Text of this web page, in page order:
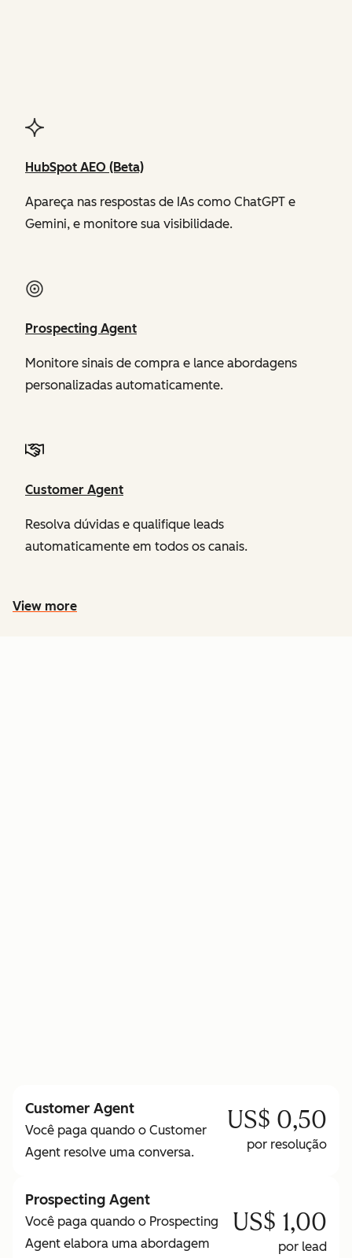
HubSpot AEO (Beta)
Apareça nas respostas de IAs como ChatGPT e
Gemini, e monitore sua visibilidade.
Prospecting Agent
Monitore sinais de compra e lance abordagens
personalizadas automaticamente.
Customer Agent
Resolva dúvidas e qualifique leads
automaticamente em todos os canais.
View more
Customer Agent
Você paga quando o Customer
Agent resolve uma conversa.
US$ 0,50
por resolução
Prospecting Agent
Você paga quando o Prospecting
Agent elabora uma abordagem
US$ 1,00
por lead